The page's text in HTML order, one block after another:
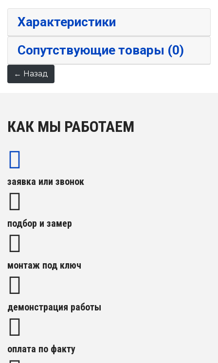
Характеристики
Сопутствующие товары (0)
КАК МЫ РАБОТАЕМ
заявка или звонок
подбор и замер
монтаж под ключ
демонстрация работы
оплата по факту